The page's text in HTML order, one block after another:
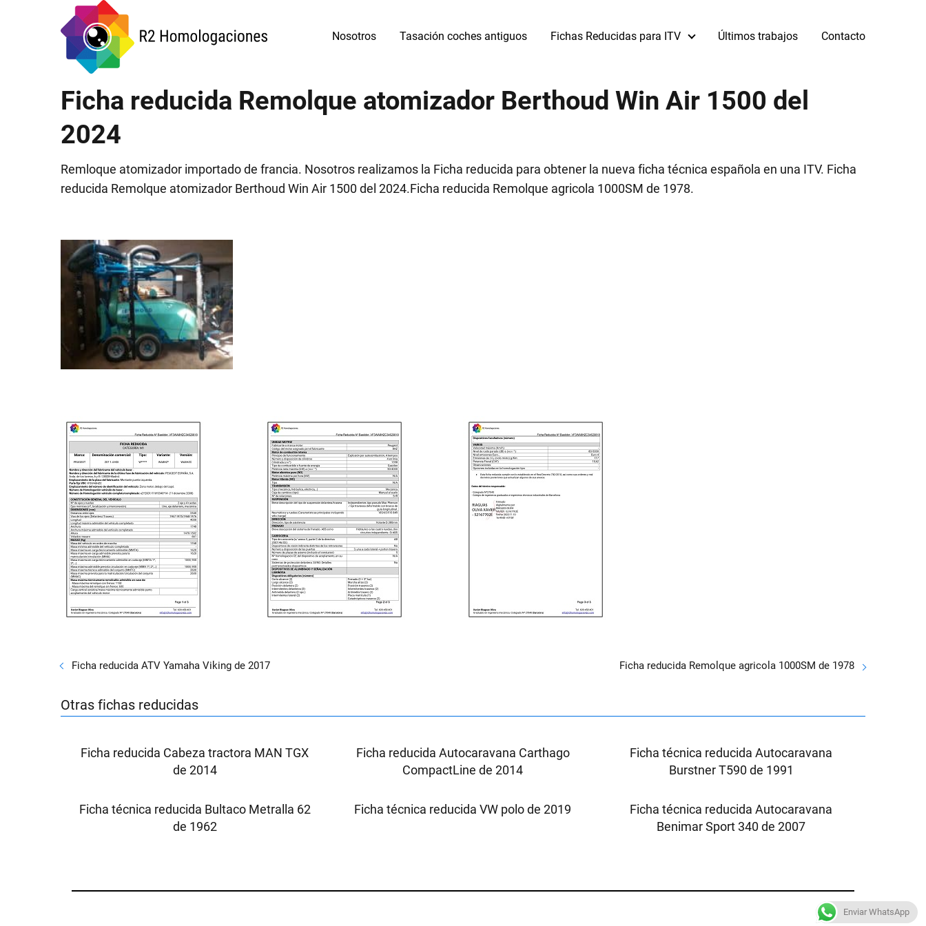
Nosotros Tasación coches antiguos Fichas Reducidas para ITV Últimos trabajos Contacto
Ficha reducida Remolque atomizador Berthoud Win Air 1500 del
2024
Remloque atomizador importado de francia. Nosotros realizamos la Ficha reducida para obtener la nueva ficha técnica española en una ITV. Ficha
reducida Remolque atomizador Berthoud Win Air 1500 del 2024.Ficha reducida Remolque agricola 1000SM de 1978.
Ficha reducida ATV Yamaha Viking de 2017 Ficha reducida Remolque agricola 1000SM de 1978
Otras fichas reducidas
Ficha reducida Cabeza tractora MAN TGX
de 2014
Ficha reducida Autocaravana Carthago
CompactLine de 2014
Ficha técnica reducida Autocaravana
Burstner T590 de 1991
Ficha técnica reducida Bultaco Metralla 62
de 1962
Ficha técnica reducida VW polo de 2019
Ficha técnica reducida Autocaravana
Benimar Sport 340 de 2007
Enviar WhatsApp